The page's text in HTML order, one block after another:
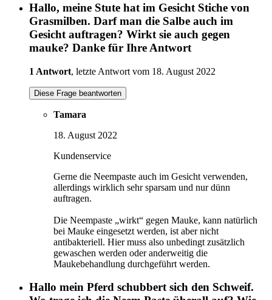
Hallo, meine Stute hat im Gesicht Stiche von
Grasmilben. Darf man die Salbe auch im
Gesicht auftragen? Wirkt sie auch gegen
mauke? Danke für Ihre Antwort
1 Antwort, letzte Antwort vom 18. August 2022
Diese Frage beantworten
Tamara
18. August 2022
Kundenservice
Gerne die Neempaste auch im Gesicht verwenden,
allerdings wirklich sehr sparsam und nur dünn
auftragen.
Die Neempaste „wirkt“ gegen Mauke, kann natürlich
bei Mauke eingesetzt werden, ist aber nicht
antibakteriell. Hier muss also unbedingt zusätzlich
gewaschen werden oder anderweitig die
Maukebehandlung durchgeführt werden.
Hallo mein Pferd schubbert sich den Schweif.